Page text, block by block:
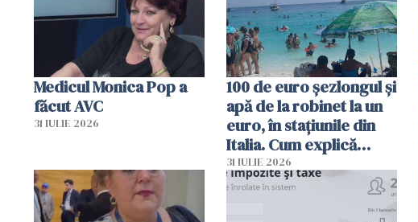
Medicul Monica Pop a
făcut AVC
31 IULIE 2026
100 de euro șezlongul și
apă de la robinet la un
euro, în stațiunile din
Italia. Cum explică
autoritățile
31 IULIE 2026